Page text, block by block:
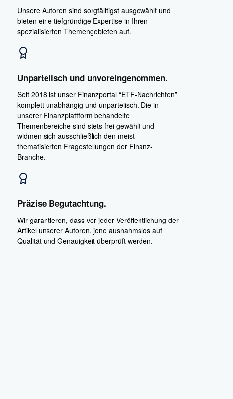
Unsere Autoren sind sorgfälltigst ausgewählt und
bieten eine tiefgründige Expertise in Ihren
spezialisierten Themengebieten auf.
Unparteiisch und unvoreingenommen.
Seit 2018 ist unser Finanzportal “ETF-Nachrichten”
komplett unabhängig und unparteiisch. Die in
unserer Finanzplattform behandelte
Themenbereiche sind stets frei gewählt und
widmen sich ausschließlich den meist
thematisierten Fragestellungen der Finanz-
Branche.
Präzise Begutachtung.
Wir garantieren, dass vor jeder Veröffentlichung der
Artikel unserer Autoren, jene ausnahmslos auf
Qualität und Genauigkeit überprüft werden.